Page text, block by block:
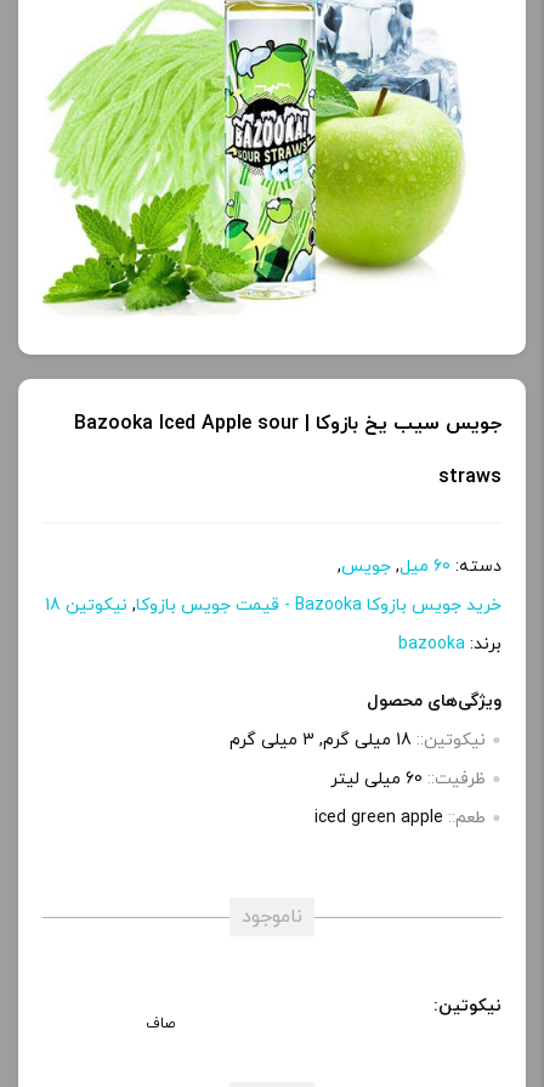
جویس سیب یخ بازوکا | Bazooka Iced Apple sour
straws
دسته: 60 میل , جویس,
خرید جویس بازوکا Bazooka - قیمت جویس بازوکا
, نیکوتین 18
برند: bazooka
ویژگی‌های محصول
نیکوتین:: 18 میلی گرم, 3 میلی گرم
ظرفیت:: 60 میلی‌ لیتر
طعم:: iced green apple
ناموجود
نیکوتین:
صاف